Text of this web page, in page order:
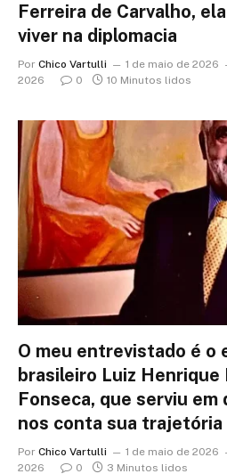
Ferreira de Carvalho,
viver na diplomacia
Por Chico Vartulli 1 de maio de 2026
2026
0 10 Minutos lidos
O meu entrevistado é o
brasileiro Luiz Henrique
Fonseca, que serviu em
nos conta sua trajetória
Por Chico Vartulli 1 de maio de 2026
2026
0 3 Minutos lidos